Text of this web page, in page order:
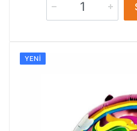
YENI